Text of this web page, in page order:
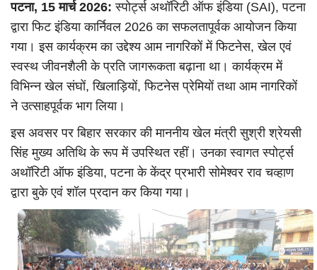
पटना, 15 मार्च 2026: स्पोर्ट्स अथॉरिटी ऑफ इंडिया (SAI), पटना
द्वारा फिट इंडिया कार्निवल 2026 का सफलतापूर्वक आयोजन किया
गया। इस कार्यक्रम का उद्देश्य आम नागरिकों में फिटनेस, खेल एवं
स्वस्थ जीवनशैली के प्रति जागरूकता बढ़ाना था। कार्यक्रम में
विभिन्न खेल संघों, खिलाड़ियों, फिटनेस प्रेमियों तथा आम नागरिकों
ने उत्साहपूर्वक भाग लिया।
इस अवसर पर बिहार सरकार की माननीय खेल मंत्री सुश्री श्रेयसी
सिंह मुख्य अतिथि के रूप में उपस्थित रहीं। उनका स्वागत स्पोर्ट्स
अथॉरिटी ऑफ इंडिया, पटना के केंद्र प्रभारी सोमेश्वर राव चव्हाण
द्वारा बुके एवं शॉल प्रदान कर किया गया।